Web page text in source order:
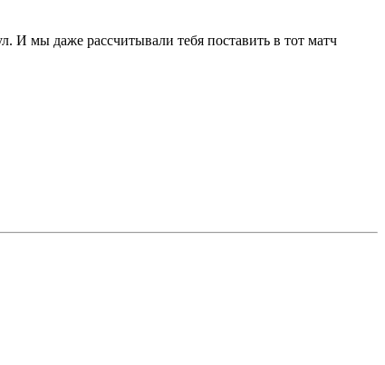
И мы даже рассчитывали тебя поставить в тот матч